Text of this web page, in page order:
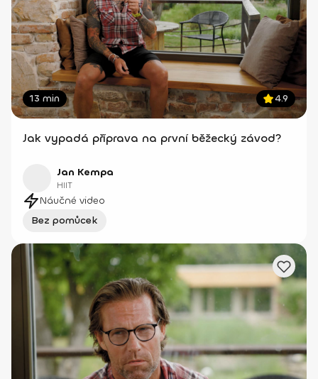
13 min 4.9
Jak vypadá příprava na první běžecký závod?
Jan Kempa
HIIT
Náučné video
Bez pomůcek